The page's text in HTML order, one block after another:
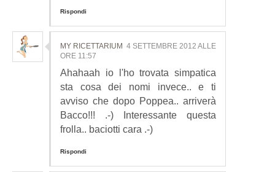
Rispondi
MY RICETTARIUM 4 SETTEMBRE 2012 ALLE
ORE 11:57
Ahahaah io l'ho trovata simpatica
sta cosa dei nomi invece.. e ti
avviso che dopo Poppea.. arriverà
Bacco!!! .-) Interessante questa
frolla.. baciotti cara .-)
Rispondi